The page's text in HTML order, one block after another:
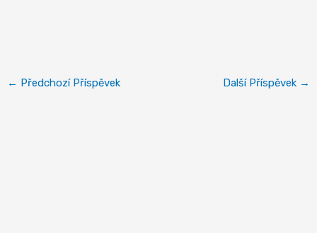
← Předchozí Příspěvek Další Příspěvek →